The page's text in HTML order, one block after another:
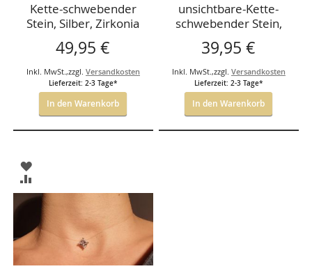
Kette-schwebender
Stein, Silber, Zirkonia
7*7mm, 42cm,
Nyloncollier
49,95 €
Inkl. MwSt.,zzgl. Versandkosten
Lieferzeit: 2-3 Tage*
In den Warenkorb
unsichtbare-Kette-
schwebender Stein,
Silber, Zirkonia
oval15*6mm, 38cm,
Nyloncollier38
39,95 €
Inkl. MwSt.,zzgl. Versandkosten
Lieferzeit: 2-3 Tage*
In den Warenkorb
ZUR
WUNSCHLISTE
ZUR
VERGLEICHSLISTE
HINZUFÜGEN